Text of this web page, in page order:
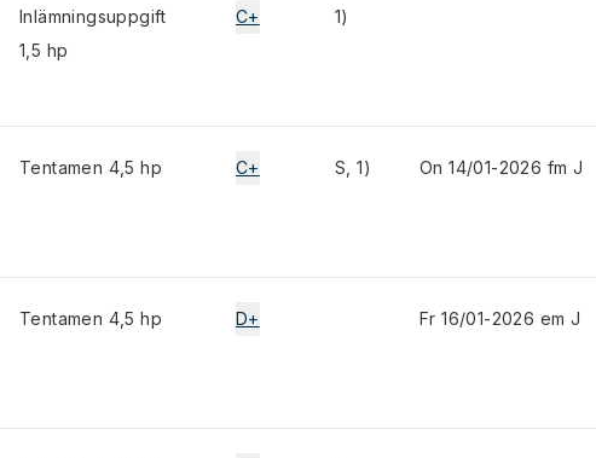
Inlämningsuppgift
1,5 hp
C+ 1)
Tentamen 4,5 hp C+ S, 1) On 14/01-2026 fm J
Tentamen 4,5 hp D+ Fr 16/01-2026 em J